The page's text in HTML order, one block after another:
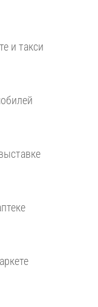
и такси